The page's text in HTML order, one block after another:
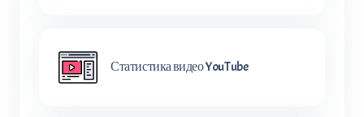
Статистика видео YouTube